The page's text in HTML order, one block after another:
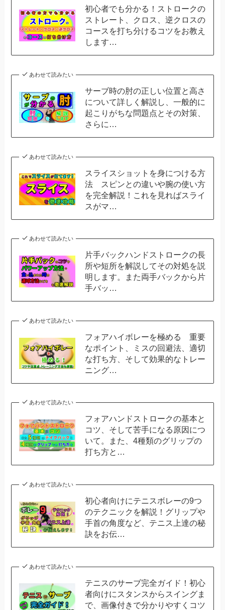
初心者でも分かる！ストロークの
ストレート、クロス、逆クロスの
コースを打ち分けるコツをお教え
します…
あわせて読みたい
サーブ時の肘の正しい位置と高さ
について詳しく解説し、一般的に
起こりがちな問題点とその対策、
さらに…
あわせて読みたい
スライスショットを身につける方
法 スピンとの違いや腕の使い方
を完全解説！これを見ればスライ
スがマ…
あわせて読みたい
片手バックハンドストロークの長
所や短所を解説してその対処を説
明します。また両手バックから片
手バッ…
あわせて読みたい
フォアハイボレーを極める 重要
なポイント、ミスの回避法、適切
な打ち方、そして効果的なトレー
ニング…
あわせて読みたい
フォアハンドストロークの基本と
コツ、そして苦手になる原因につ
いて。また、4種類のグリップの
打ち方と…
あわせて読みたい
初心者向けにテニスボレーの9つ
のテクニックを解説！グリップや
手首の角度など、テニス上達の秘
訣をお伝…
あわせて読みたい
テニスのサーブ完全ガイド！初心
者向けにスタンスからスイングま
で、画像付きで分かりやすくコツ